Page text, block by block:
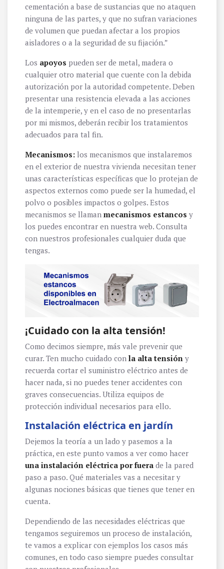
cementación a base de sustancias que no ataquen
ninguna de las partes, y que no sufran variaciones
de volumen que puedan afectar a los propios
aisladores o a la seguridad de su fijación.”
Los apoyos pueden ser de metal, madera o
cualquier otro material que cuente con la debida
autorización por la autoridad competente. Deben
presentar una resistencia elevada a las acciones
de la intemperie, y en el caso de no presentarlas
por mi mismos, deberán recibir los tratamientos
adecuados para tal fin.
Mecanismos: los mecanismos que instalaremos
en el exterior de nuestra vivienda necesitan tener
unas características específicas que lo protejan de
aspectos externos como puede ser la humedad, el
polvo o posibles impactos o golpes. Estos
mecanismos se llaman mecanismos estancos y
los puedes encontrar en nuestra web. Consulta
con nuestros profesionales cualquier duda que
tengas.
¡Cuidado con la alta tensión!
Como decimos siempre, más vale prevenir que
curar. Ten mucho cuidado con la alta tensión y
recuerda cortar el suministro eléctrico antes de
hacer nada, si no puedes tener accidentes con
graves consecuencias. Utiliza equipos de
protección individual necesarios para ello.
Instalación eléctrica en jardín
Dejemos la teoría a un lado y pasemos a la
práctica, en este punto vamos a ver como hacer
una instalación eléctrica por fuera de la pared
paso a paso. Qué materiales vas a necesitar y
algunas nociones básicas que tienes que tener en
cuenta.
Dependiendo de las necesidades eléctricas que
tengamos seguiremos un proceso de instalación,
te vamos a explicar con ejemplos los casos más
comunes, en todo caso siempre puedes consultar